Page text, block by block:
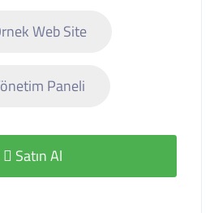
Web Site
Paneli
Satın Al